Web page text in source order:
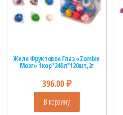
Желе Фруктовое Глаз «Zombie
Мозг» 1кор*24бл*120шт,2г
396.00 ₽
В корзину